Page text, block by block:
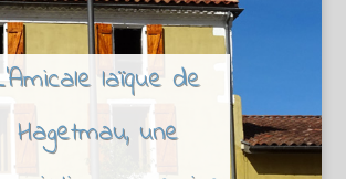
laïque de
Hagetmau, une